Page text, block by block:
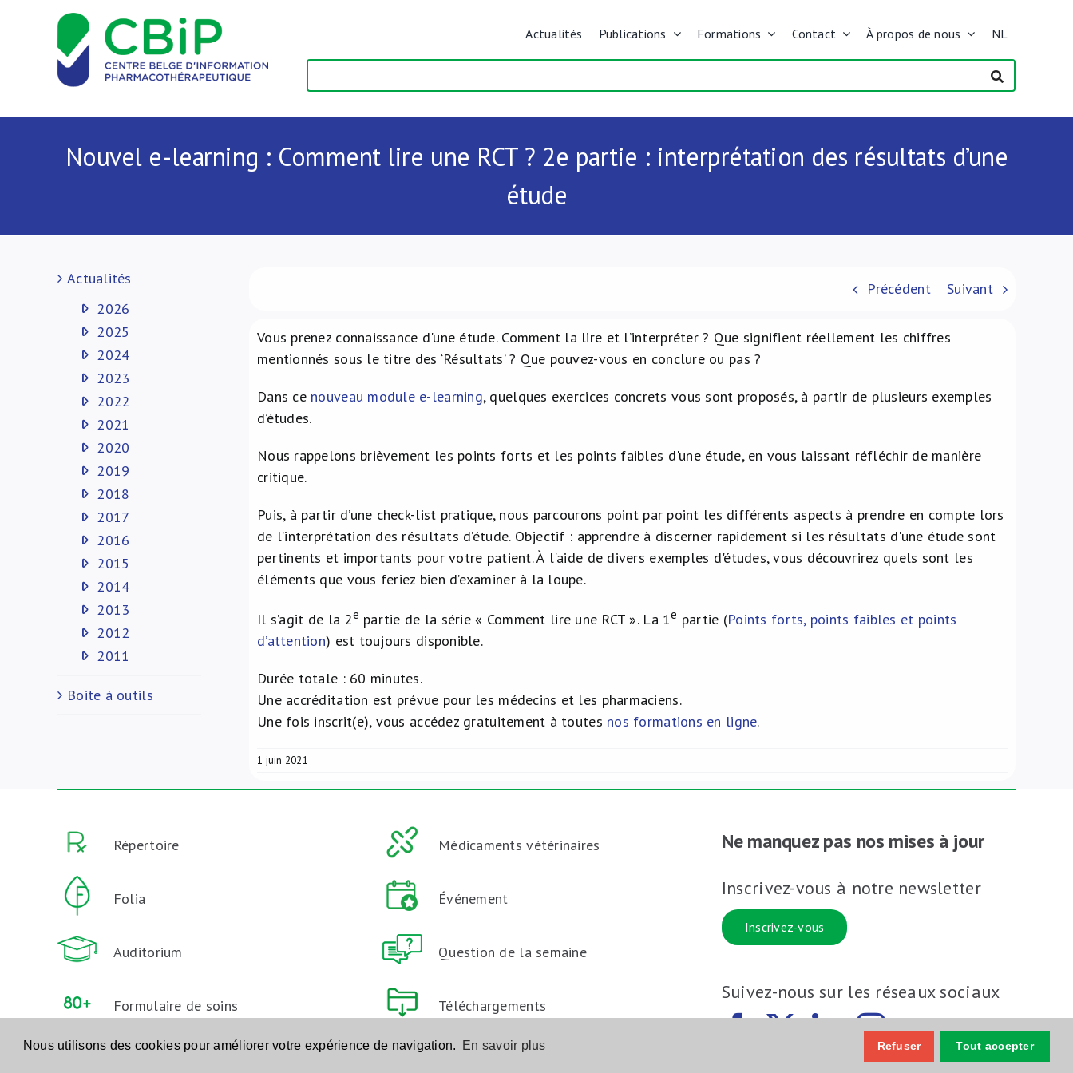
Nous utilisons des cookies pour améliorer votre expérience de navigation. En savoir plus Refuser Tout accepter
Actualités Publications Formations Contact À propos de nous NL
Nouvel e-learning : Comment lire une RCT ? 2e partie : interprétation des résultats d’une
étude
Précédent Suivant
Vous prenez connaissance d'une étude. Comment la lire et l’interpréter ? Que signifient réellement les chiffres
mentionnés sous le titre des ‘Résultats’ ? Que pouvez-vous en conclure ou pas ?
Dans ce nouveau module e-learning, quelques exercices concrets vous sont proposés, à partir de plusieurs exemples
d’études.
Nous rappelons brièvement les points forts et les points faibles d'une étude, en vous laissant réfléchir de manière
critique.
Puis, à partir d’une check-list pratique, nous parcourons point par point les différents aspects à prendre en compte lors
de l’interprétation des résultats d’étude. Objectif : apprendre à discerner rapidement si les résultats d'une étude sont
pertinents et importants pour votre patient. À l'aide de divers exemples d'études, vous découvrirez quels sont les
éléments que vous feriez bien d’examiner à la loupe.
Il s’agit de la 2e partie de la série « Comment lire une RCT ». La 1e partie (Points forts, points faibles et points
d’attention) est toujours disponible.
Durée totale : 60 minutes.
Une accréditation est prévue pour les médecins et les pharmaciens.
Une fois inscrit(e), vous accédez gratuitement à toutes nos formations en ligne.
1 juin 2021
Actualités
2026
2025
2024
2023
2022
2021
2020
2019
2018
2017
2016
2015
2014
2013
2012
2011
Boite à outils
Répertoire Médicaments vétérinaires
Folia Événement
Auditorium Question de la semaine
Formulaire de soins
Téléchargements
Ne manquez pas nos mises à jour
Inscrivez-vous à notre newsletter
Inscrivez-vous
Suivez-nous sur les réseaux sociaux